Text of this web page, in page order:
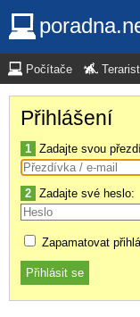
Počítače
Přihlášení
1 Zadajte svou
2 Zadajte své heslo:
Zapamatovat